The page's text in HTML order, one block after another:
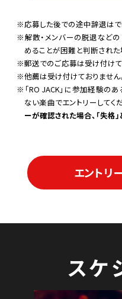
※応募した後での途中辞退はで
※解散・メンバーの脱退などの
めることが困難と判断された
※郵送でのご応募は受け付けて
※他薦は受け付けておりません
※「RO JACK」に参加経験のあ
ない楽曲でエントリーしてく
ーが確認された場合、「失格」
エントリ
スケ